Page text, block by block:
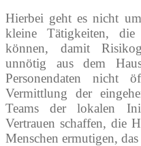
Hierbei geht es nicht
kleine Tätigkeiten, die
können, damit
unnötig aus dem
Personendaten nicht
Vermittlung der
Teams der lokalen
Vertrauen schaffen, die
Menschen ermutigen,